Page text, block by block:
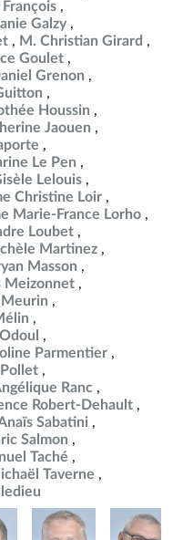
Galzy
M. Christian Girard
Goulet
Grenon
Houssin
Jaouen
Le Pen
Lelouis
Christine Loir
Marie-France Lorho
Loubet
Martinez
Masson
Meizonnet
Parmentier
Ranc
Robert-Dehault
Sabatini
Salmon
Taché
Taverne